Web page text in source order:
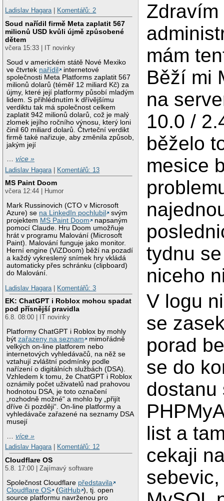
Ladislav Hagara| Komentářů: 2
Soud nařídil firmě Meta zaplatit 567
milionů USD kvůli újmě způsobené
dětem
včera 15:33 | IT novinky
Soud v americkém státě Nové Mexiko
ve čtvrtek nařídil
internetové
společnosti Meta Platforms zaplatit 567
milionů dolarů (téměř 12 miliard Kč) za
újmy, které její platformy působí mladým
lidem. S přihlédnutím k dřívějšímu
verdiktu tak má společnost celkem
zaplatit 942 milionů dolarů, což je malý
zlomek jejího ročního výnosu, který loni
činil 60 miliard dolarů. Čtvrteční verdikt
firmě také nařizuje, aby změnila způsob,
jakým její
…více »
Ladislav Hagara
Komentářů: 13
MS Paint Doom
včera 12:44 | Humor
Mark Russinovich (CTO v Microsoft
Azure) se na LinkedIn pochlubil
svým
projektem MS Paint Doom
napsaným
pomocí Claude. Hru Doom umožňuje
hrát v programu Malování (Microsoft
Paint). Malování funguje jako monitor.
Herní engine (ViZDoom) běží na pozadí
a každý vykreslený snímek hry vkládá
automaticky přes schránku (clipboard)
do Malování.
Ladislav Hagara
Komentářů: 3
EK: ChatGPT i Roblox mohou spadat
pod přísnější pravidla
6.8. 08:00 | IT novinky
Platformy ChatGPT i Roblox by mohly
býtzařazeny na seznam
mimořádně
velkých on-line platforem nebo
internetových vyhledávačů, na něž se
vztahují zvláštní podmínky podle
nařízení o digitálních službách (DSA).
Vzhledem k tomu, že ChatGPT i Roblox
oznámily počet uživatelů nad prahovou
hodnotou DSA, je toto označení
„rozhodně možné“ a mohlo by „přijít
dříve či později“. On-line platformy a
vyhledávače zařazené na seznamy DSA
musejí
…více »
Ladislav Hagara| Komentářů: 12
Cloudflare OS
5.8. 17:00 | Zajímavý software
Společnost Cloudflare představila
Cloudflare OS
(GitHub ), tj. open
source platformu navrženou pro
mám
Běží mi
na
10.0 /
běželo
mesice
tydnu
niceho
V logu
se
porad
se do
dostanu
list a
cekaji